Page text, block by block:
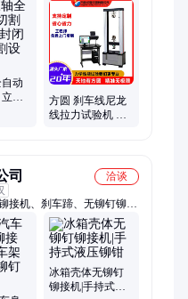
动
式
方圆 刹车线尼龙
线拉力试验机 钢
司
洽谈
接机、刹车蹄、无铆钉铆接
、伺服旋铆机、旋铆机、数
、标志牌铆钉机、哈芬槽铆
铆钉、摆碾铆接机
冰箱壳体无铆钉
铆接机|手持式液